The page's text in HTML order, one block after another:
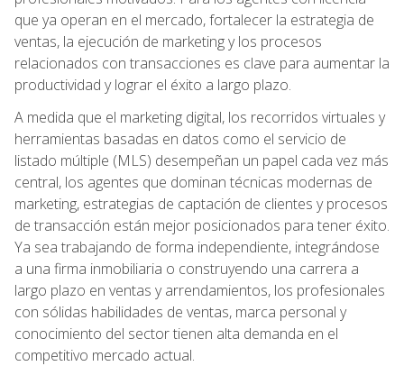
que ya operan en el mercado, fortalecer la estrategia de
ventas, la ejecución de marketing y los procesos
relacionados con transacciones es clave para aumentar la
productividad y lograr el éxito a largo plazo.
A medida que el marketing digital, los recorridos virtuales y
herramientas basadas en datos como el servicio de
listado múltiple (MLS) desempeñan un papel cada vez más
central, los agentes que dominan técnicas modernas de
marketing, estrategias de captación de clientes y procesos
de transacción están mejor posicionados para tener éxito.
Ya sea trabajando de forma independiente, integrándose
a una firma inmobiliaria o construyendo una carrera a
largo plazo en ventas y arrendamientos, los profesionales
con sólidas habilidades de ventas, marca personal y
conocimiento del sector tienen alta demanda en el
competitivo mercado actual.